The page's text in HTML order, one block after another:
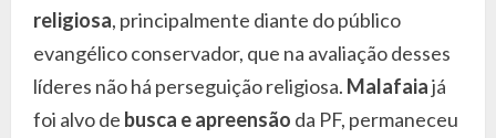
religiosa, principalmente diante do público
evangélico conservador, que na avaliação desses
líderes não há perseguição religiosa. Malafaiajá
foi alvo de busca e apreensão da PF, permaneceu